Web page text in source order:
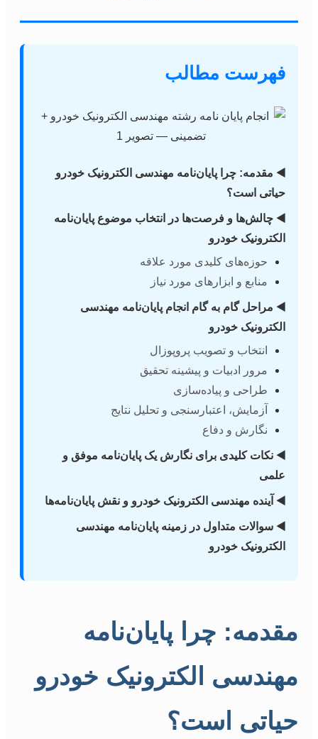
فهرست مطالب
◀️ مقدمه: چرا پایان‌نامه مهندسی الکترونیک خودرو
حیاتی است؟
◀️ چالش‌ها و فرصت‌ها در انتخاب موضوع پایان‌نامه
الکترونیک خودرو
حوزه‌های کلیدی مورد علاقه
منابع و ابزارهای مورد نیاز
◀️ مراحل گام به گام انجام پایان‌نامه مهندسی
الکترونیک خودرو
انتخاب و تصویب پروپوزال
مرور ادبیات و پیشینه تحقیق
طراحی و پیاده‌سازی
آزمایش، اعتبارسنجی و تحلیل نتایج
نگارش و دفاع
◀️ نکات کلیدی برای نگارش یک پایان‌نامه موفق و
علمی
◀️ آینده مهندسی الکترونیک خودرو و نقش پایان‌نامه‌ها
◀️ سوالات متداول در زمینه پایان‌نامه مهندسی
الکترونیک خودرو
مقدمه: چرا پایان‌نامه
مهندسی الکترونیک خودرو
حیاتی است؟